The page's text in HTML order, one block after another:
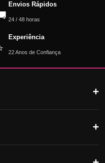
Envios Rápidos
24 / 48 horas
Experiência
22 Anos de Confiança